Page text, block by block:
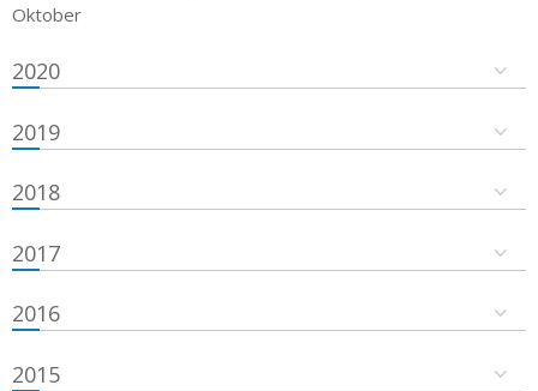
Oktober
2020
2019
2018
2017
2016
2015